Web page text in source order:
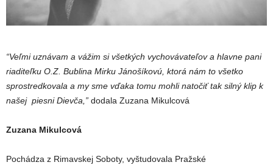
“Veľmi uznávam a vážim si všetkých vychovávateľov a hlavne pani
riaditeľku O.Z. Bublina Mirku Jánošíkovú, ktorá nám to všetko
sprostredkovala a my sme vďaka tomu mohli natočiť tak silný klip k
našej piesni Dievča,” dodala Zuzana Mikulcová
Zuzana Mikulcová
Pochádza z Rimavskej Soboty, vyštudovala Pražské